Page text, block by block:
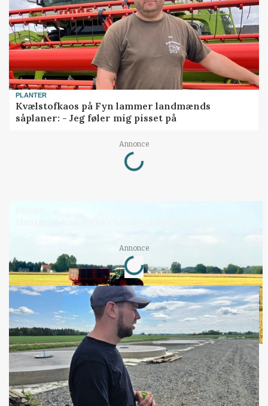
PLANTER
Kvælstofkaos på Fyn lammer landmænds
såplaner: - Jeg føler mig pisset på
Annonce
Loading...
Annonce
Loading...